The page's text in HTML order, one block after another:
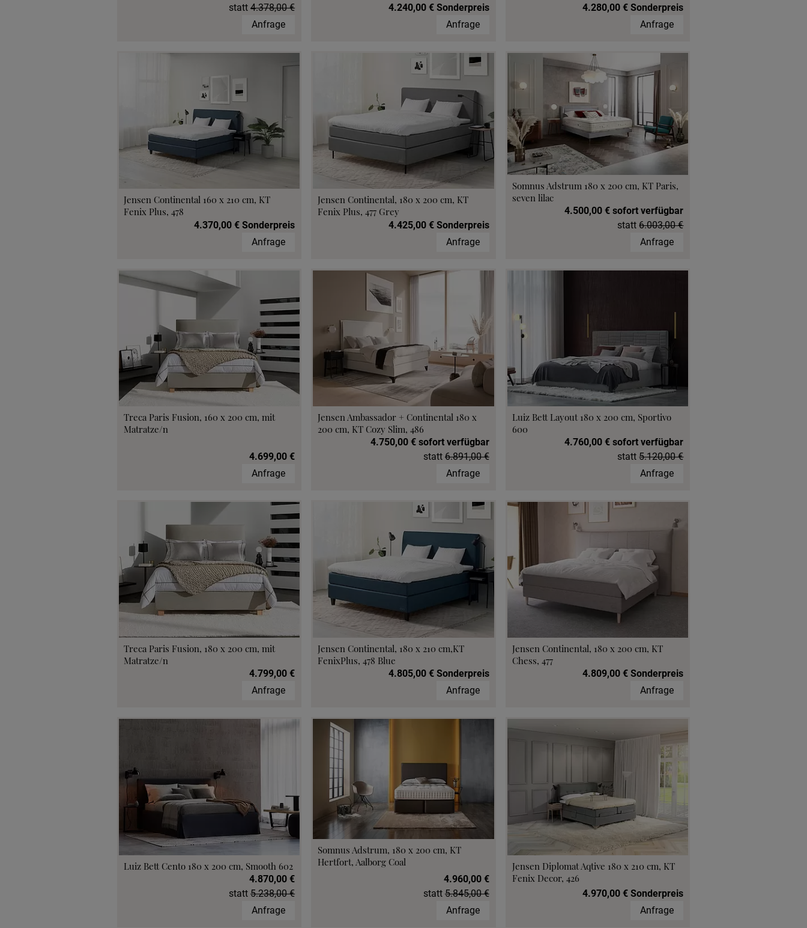
statt4.378,00 €
Anfrage
4.240,00 € Sonderpreis
Anfrage
4.280,00 € Sonderpreis
Anfrage
Jensen Continental 160 x 210 cm, KT
Fenix Plus, 478
4.370,00 € Sonderpreis
Anfrage
Jensen Continental, 180 x 200 cm, KT
Fenix Plus, 477 Grey
4.425,00 € Sonderpreis
Anfrage
Somnus Adstrum 180 x 200 cm, KT Paris,
seven lilac
4.500,00 € sofort verfügbar
statt6.003,00 €
Anfrage
Treca Paris Fusion, 160 x 200 cm, mit
Matratze/n
4.699,00 €
Anfrage
Jensen Ambassador + Continental 180 x
200 cm, KT Cozy Slim, 486
4.750,00 € sofort verfügbar
statt 6.891,00 €
Anfrage
Luiz Bett Layout 180 x 200 cm, Sportivo
600
4.760,00 € sofort verfügbar
statt5.120,00 €
Anfrage
Treca Paris Fusion, 180 x 200 cm, mit
Matratze/n
4.799,00 €
Anfrage
Jensen Continental, 180 x 210 cm,KT
FenixPlus, 478 Blue
4.805,00 € Sonderpreis
Anfrage
Jensen Continental, 180 x 200 cm, KT
Chess, 477
4.809,00 € Sonderpreis
Anfrage
Luiz Bett Cento 180 x 200 cm, Smooth 602
4.870,00 €
statt5.238,00 €
Anfrage
Somnus Adstrum, 180 x 200 cm, KT
Hertfort, Aalborg Coal
4.960,00 €
statt 5.845,00 €
Anfrage
Jensen Diplomat Aqtive 180 x 210 cm, KT
Fenix Decor, 426
4.970,00 € Sonderpreis
Anfrage